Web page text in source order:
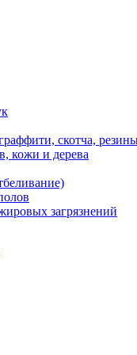
скотча,
кожи и дерева
загрязнений